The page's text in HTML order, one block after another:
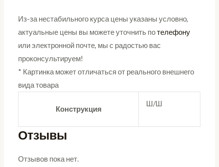
Из-за нестабильного курса цены указаны условно,
актуальные цены вы можете уточнить потелефону
или электронной почте, мы с радостью вас
проконсультируем!
* Картинка может отличаться от реального внешнего
вида товара
Конструкция
Ш/Ш
Отзывы
Отзывов пока нет.